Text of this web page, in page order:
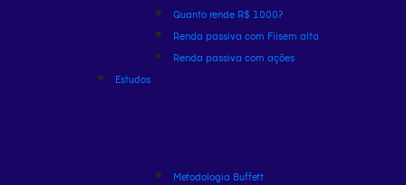
Quanto rende R$ 1000?
Renda passiva com Fiisem alta
Renda passiva com ações
Estudos
Metodologia Buffett